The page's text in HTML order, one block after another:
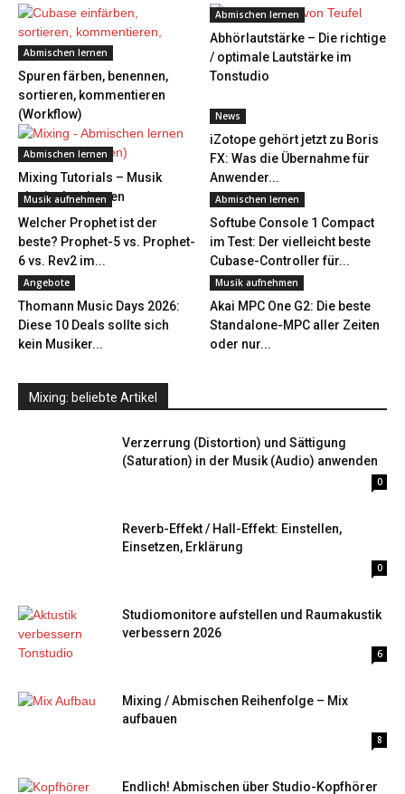
Abmischen lernen
Spuren färben, benennen,
sortieren, kommentieren
(Workflow)
Abmischen lernen
Abhörlautstärke – Die richtige
/ optimale Lautstärke im
Tonstudio
Abmischen lernen
Mixing Tutorials – Musik
abmischen lernen
News
iZotope gehört jetzt zu Boris
FX: Was die Übernahme für
Anwender...
Musik aufnehmen
Welcher Prophet ist der
beste? Prophet-5 vs. Prophet-
6 vs. Rev2 im...
Abmischen lernen
Softube Console 1 Compact
im Test: Der vielleicht beste
Cubase-Controller für...
Angebote
Thomann Music Days 2026:
Diese 10 Deals sollte sich
kein Musiker...
Musik aufnehmen
Akai MPC One G2: Die beste
Standalone-MPC aller Zeiten
oder nur...
Mixing: beliebte Artikel
Verzerrung (Distortion) und Sättigung
(Saturation) in der Musik (Audio) anwenden
0
Reverb-Effekt / Hall-Effekt: Einstellen,
Einsetzen, Erklärung
0
Studiomonitore aufstellen und Raumakustik
verbessern 2026
6
Mixing / Abmischen Reihenfolge – Mix
aufbauen
8
Endlich! Abmischen über Studio-Kopfhörer